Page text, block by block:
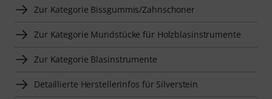
Zur Kategorie Bissgummis/Zahnschoner
Zur Kategorie Mundstücke für Holzblasinstrumente
Zur Kategorie Blasinstrumente
Detaillierte Herstellerinfos für Silverstein